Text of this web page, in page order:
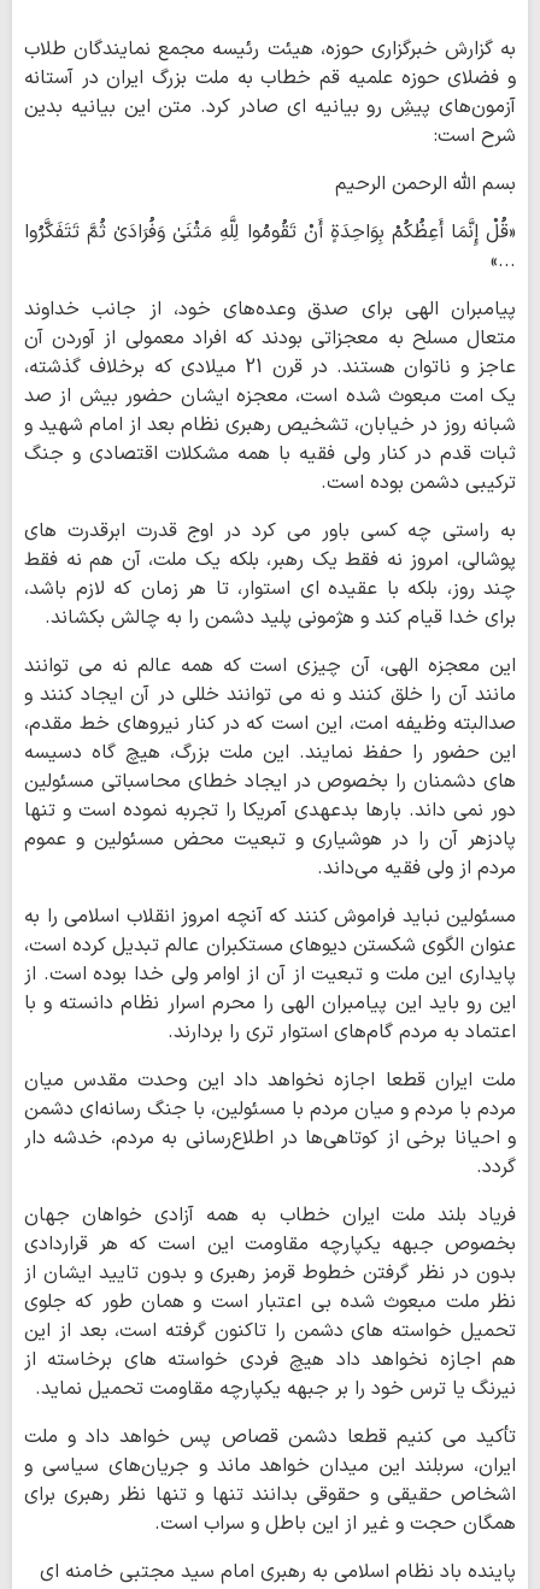
به گزارش خبرگزاری حوزه، هیئت رئیسه مجمع نمایندگان طلاب
و فضلای حوزه علمیه قم خطاب به ملت بزرگ ایران در آستانه
آزمون‌های پیشِ رو بیانیه ای صادر کرد. متن این بیانیه بدین
شرح است:
بسم الله الرحمن الرحیم
«قُلْ إِنَّمَا أَعِظُکُمْ بِوَاحِدَةٍ أَنْ تَقُومُوا لِلَّهِ مَثْنَیٰ وَفُرَادَیٰ ثُمَّ تَتَفَکَّرُوا
...»
پیامبران الهی برای صدق وعده‌های خود، از جانب خداوند
متعال مسلح به معجزاتی بودند که افراد معمولی از آوردن آن
عاجز و ناتوان هستند. در قرن 21 میلادی که برخلاف گذشته،
یک امت مبعوث شده است، معجزه ایشان حضور بیش از صد
شبانه روز در خیابان، تشخیص رهبری نظام بعد از امام شهید و
ثبات قدم در کنار ولی فقیه با همه مشکلات اقتصادی و جنگ
ترکیبی دشمن بوده است.
به راستی چه کسی باور می کرد در اوج قدرت ابرقدرت های
پوشالی، امروز نه فقط یک رهبر، بلکه یک ملت، آن هم نه فقط
چند روز، بلکه با عقیده ای استوار، تا هر زمان که لازم باشد،
برای خدا قیام کند و هژمونی پلید دشمن را به چالش بکشاند.
این معجزه الهی، آن چیزی است که همه عالم نه می توانند
مانند آن را خلق کنند و نه می توانند خللی در آن ایجاد کنند و
صدالبته وظیفه امت، این است که در کنار نیروهای خط مقدم،
این حضور را حفظ نمایند. این ملت بزرگ، هیچ گاه دسیسه
های دشمنان را بخصوص در ایجاد خطای محاسباتی مسئولین
دور نمی داند. بارها بدعهدی آمریکا را تجربه نموده است و تنها
پادزهر آن را در هوشیاری و تبعیت محض مسئولین و عموم
مردم از ولی فقیه می‌داند.
مسئولین نباید فراموش کنند که آنچه امروز انقلاب اسلامی را به
عنوان الگوی شکستن دیوهای مستکبران عالم تبدیل کرده است،
پایداری این ملت و تبعیت از آن از اوامر ولی خدا بوده است. از
این رو باید این پیامبران الهی را محرم اسرار نظام دانسته و با
اعتماد به مردم گام‌های استوار تری را بردارند.
ملت ایران قطعا اجازه نخواهد داد این وحدت مقدس میان
مردم با مردم و میان مردم با مسئولین، با جنگ رسانه‌ای دشمن
و احیانا برخی از کوتاهی‌ها در اطلاع‌رسانی به مردم، خدشه دار
گردد.
فریاد بلند ملت ایران خطاب به همه آزادی خواهان جهان
بخصوص جبهه یکپارچه مقاومت این است که هر قراردادی
بدون در نظر گرفتن خطوط قرمز رهبری و بدون تایید ایشان از
نظر ملت مبعوث شده بی اعتبار است و همان طور که جلوی
تحمیل خواسته های دشمن را تاکنون گرفته است، بعد از این
هم اجازه نخواهد داد هیچ فردی خواسته های برخاسته از
نیرنگ یا ترس خود را بر جبهه یکپارچه مقاومت تحمیل نماید.
تأکید می کنیم قطعا دشمن قصاص پس خواهد داد و ملت
ایران، سربلند این میدان خواهد ماند و جریان‌های سیاسی و
اشخاص حقیقی و حقوقی بدانند تنها و تنها نظر رهبری برای
همگان حجت و غیر از این باطل و سراب است.
پاینده باد نظام اسلامی به رهبری امام سید مجتبی خامنه ای